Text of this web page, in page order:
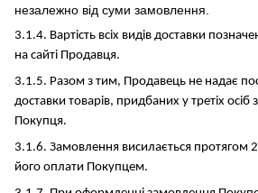
незалежно від суми замовлення.
3.1.4. Вартість всіх видів доставки
на сайті Продавця.
3.1.5. Разом з тим, Продавець не надає
доставки товарів, придбаних у третіх
Покупця.
3.1.6. Замовлення висилається протягом
його оплати Покупцем.